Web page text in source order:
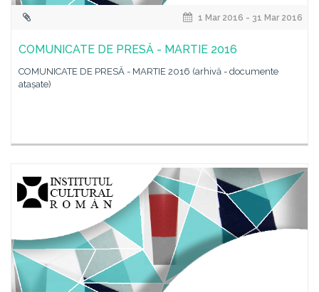
1 Mar 2016 - 31 Mar 2016
COMUNICATE DE PRESĂ - MARTIE 2016
COMUNICATE DE PRESĂ - MARTIE 2016 (arhivă - documente
atașate)